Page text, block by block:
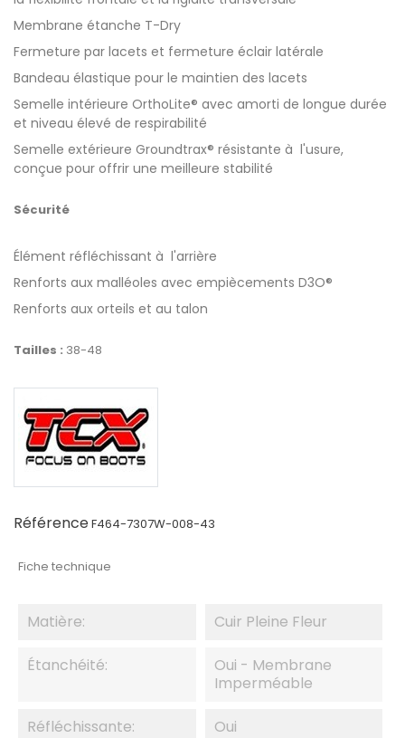
Membrane étanche T-Dry
Fermeture par lacets et fermeture éclair latérale
Bandeau élastique pour le maintien des lacets
Semelle intérieure OrthoLite® avec amorti de longue durée
et niveau élevé de respirabilité
Semelle extérieure Groundtrax® résistante à l'usure,
conçue pour offrir une meilleure stabilité
Sécurité
Élément réfléchissant à l'arrière
Renforts aux malléoles avec empiècements D3O®
Renforts aux orteils et au talon
Tailles : 38-48
RéférenceF464-7307W-008-43
Fiche technique
Matière: Cuir Pleine Fleur
Étanchéité:
Oui - Membrane
Imperméable
Réfléchissante: Oui